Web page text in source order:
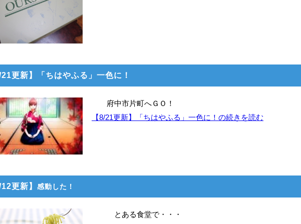
更新】「ちはやふる」一色に！
府中市片町へＧＯ！
【8/21更新】「ちはやふる」一色に！の続きを読む
更新】 感動した！
とある食堂で・・・